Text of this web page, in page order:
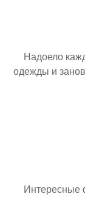
Надоело
одежды и
Интересные